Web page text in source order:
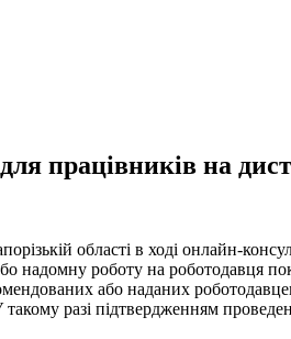
працівників на
області в ході онлайн-
роботу на роботодавця
або наданих
разі підтвердженням